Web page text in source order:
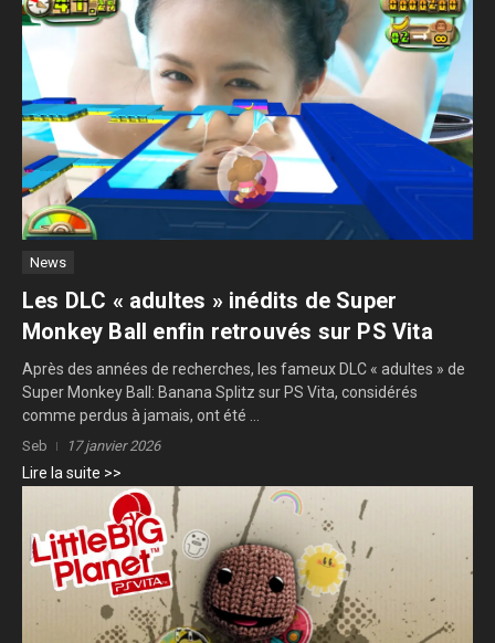
News
Les DLC « adultes » inédits de Super
Monkey Ball enfin retrouvés sur PS Vita
Après des années de recherches, les fameux DLC « adultes » de
Super Monkey Ball: Banana Splitz sur PS Vita, considérés
comme perdus à jamais, ont été ...
Seb 17 janvier 2026
Lire la suite >>